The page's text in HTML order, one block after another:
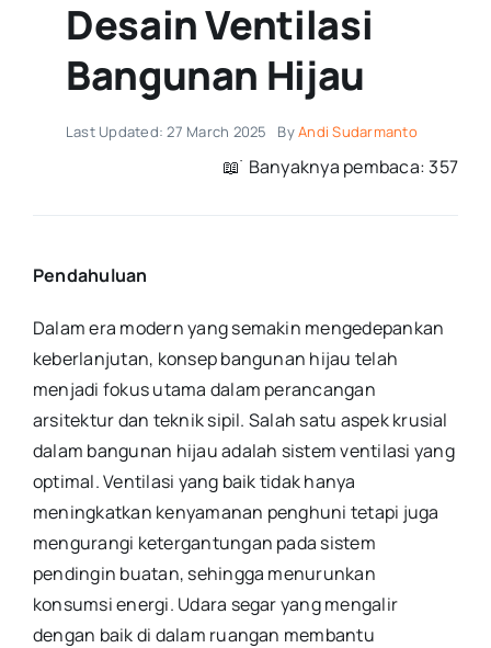
Desain Ventilasi
Bangunan Hijau
Last Updated: 27 March 2025 ByAndi Sudarmanto
📖 ࣪ Banyaknya pembaca: 357
Pendahuluan
Dalam era modern yang semakin mengedepankan
keberlanjutan, konsep bangunan hijau telah
menjadi fokus utama dalam perancangan
arsitektur dan teknik sipil. Salah satu aspek krusial
dalam bangunan hijau adalah sistem ventilasi yang
optimal. Ventilasi yang baik tidak hanya
meningkatkan kenyamanan penghuni tetapi juga
mengurangi ketergantungan pada sistem
pendingin buatan, sehingga menurunkan
konsumsi energi. Udara segar yang mengalir
dengan baik di dalam ruangan membantu